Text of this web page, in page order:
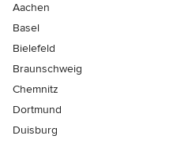
Aachen
Basel
Bielefeld
Braunschweig
Chemnitz
Dortmund
Duisburg